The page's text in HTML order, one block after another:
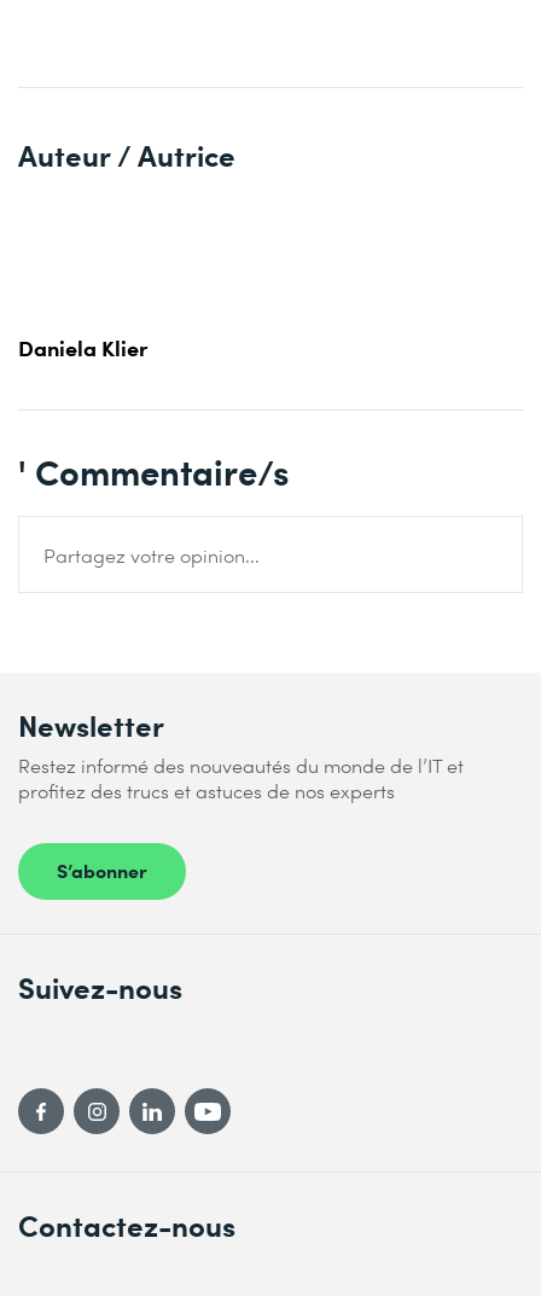
Auteur / Autrice
Daniela Klier
' Commentaire/s
Partagez votre opinion...
Newsletter
Restez informé des nouveautés du monde de l’IT et
profitez des trucs et astuces de nos experts
S’abonner
Contactez-nous
Suivez-nous